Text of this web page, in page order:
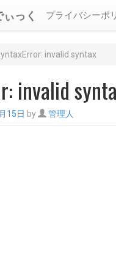
っく プライバシーポ
invalid syntax
invalid
15日 by 管理人